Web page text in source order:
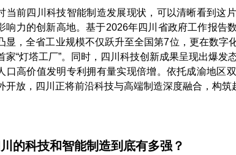
当前四川科技智能制造发展现状，可以清晰看到这
响力的创新高地。基于2026年四川省政府工作报告
显，全省工业规模不仅跃升至全国第7位，更在数字
家“灯塔工厂”。同时，四川科技创新成果呈现出爆发
口高价值发明专利拥有量实现倍增。依托成渝地区
开放，四川正将前沿科技与高端制造深度融合，构筑
的科技和智能制造到底有多强？